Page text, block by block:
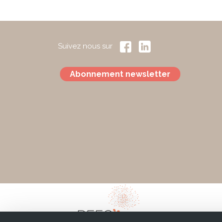
Suivez nous sur
Abonnement newsletter